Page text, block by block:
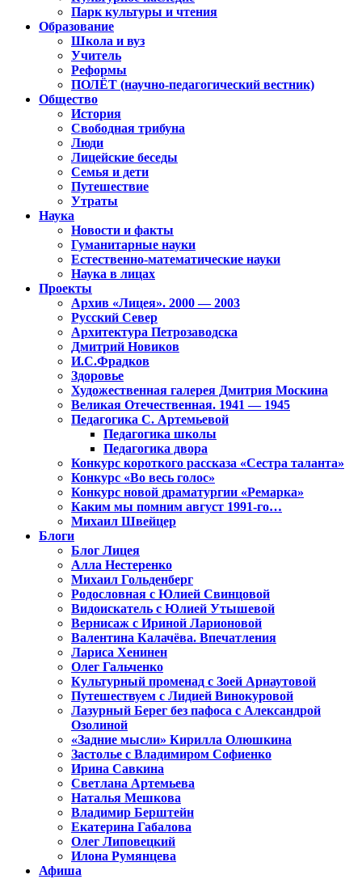
Парк культуры и чтения
Образование
Школа и вуз
Учитель
Реформы
ПОЛЁТ (научно-педагогический вестник)
Общество
История
Свободная трибуна
Люди
Лицейские беседы
Семья и дети
Путешествие
Утраты
Наука
Новости и факты
Гуманитарные науки
Естественно-математические науки
Наука в лицах
Проекты
Архив «Лицея». 2000 — 2003
Русский Север
Архитектура Петрозаводска
Дмитрий Новиков
И.С.Фрадков
Здоровье
Художественная галерея Дмитрия Москина
Великая Отечественная. 1941 — 1945
Педагогика С. Артемьевой
Педагогика школы
Педагогика двора
Конкурс короткого рассказа «Сестра таланта»
Конкурс «Во весь голос»
Конкурс новой драматургии «Ремарка»
Каким мы помним август 1991-го…
Михаил Швейцер
Блоги
Блог Лицея
Алла Нестеренко
Михаил Гольденберг
Родословная с Юлией Свинцовой
Видоискатель с Юлией Утышевой
Вернисаж с Ириной Ларионовой
Валентина Калачёва. Впечатления
Лариса Хенинен
Олег Гальченко
Культурный променад с Зоей Арнаутовой
Путешествуем с Лидией Винокуровой
Лазурный Берег без пафоса с Александрой
Озолиной
«Задние мысли» Кирилла Олюшкина
Застолье с Владимиром Софиенко
Ирина Савкина
Светлана Артемьева
Наталья Мешкова
Владимир Берштейн
Екатерина Габалова
Олег Липовецкий
Илона Румянцева
Афиша